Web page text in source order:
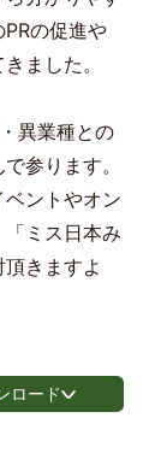
の促進や
ました。
異業種との
参ります。
ントやオン
ミス日本み
きますよ
ロード